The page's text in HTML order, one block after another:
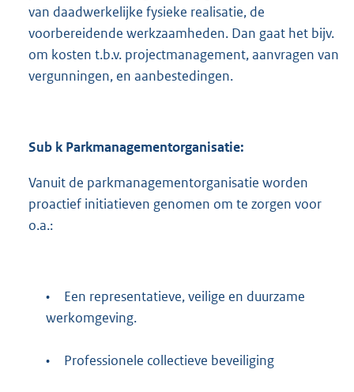
van daadwerkelijke fysieke realisatie, de
voorbereidende werkzaamheden. Dan gaat het bijv.
om kosten t.b.v. projectmanagement, aanvragen van
vergunningen, en aanbestedingen.
Sub k Parkmanagementorganisatie:
Vanuit de parkmanagementorganisatie worden
proactief initiatieven genomen om te zorgen voor
o.a.:
•
Een representatieve, veilige en duurzame
werkomgeving.
• Professionele collectieve beveiliging